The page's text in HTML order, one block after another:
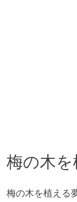
梅の木
梅の木を植える